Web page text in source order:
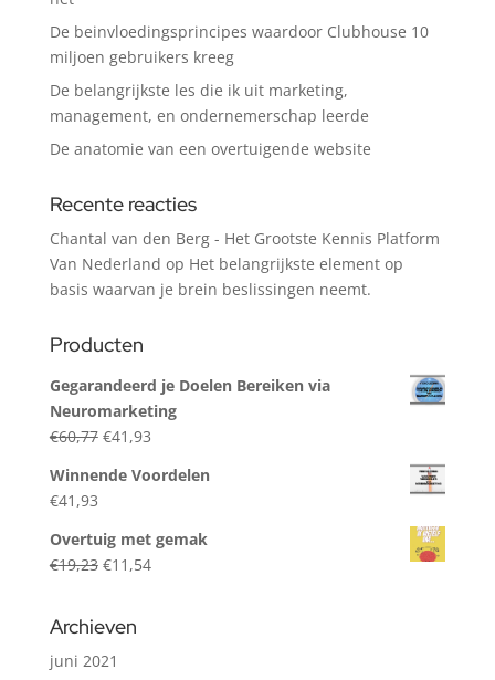
De beinvloedingsprincipes waardoor Clubhouse 10
miljoen gebruikers kreeg
De belangrijkste les die ik uit marketing,
management, en ondernemerschap leerde
De anatomie van een overtuigende website
Recente reacties
Chantal van den Berg - Het Grootste Kennis Platform
Van Nederland op Het belangrijkste element op
basis waarvan je brein beslissingen neemt.
Producten
Gegarandeerd je Doelen Bereiken via
Neuromarketing
€60,77 Original
was:
€41,93Current
is:
Winnende Voordelen
€41,93
Overtuig met gemak
€19,23 Original
€19,23.
€11,54Current
Archieven
juni 2021